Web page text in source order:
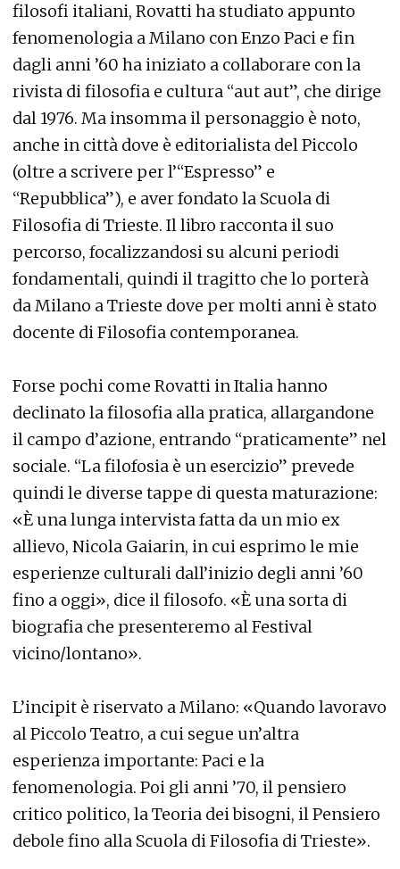
filosofi italiani, Rovatti ha studiato appunto
fenomenologia a Milano con Enzo Paci e fin
dagli anni ’60 ha iniziato a collaborare con la
rivista di filosofia e cultura “aut aut”, che dirige
dal 1976. Ma insomma il personaggio è noto,
anche in città dove è editorialista del Piccolo
(oltre a scrivere per l’“Espresso” e
“Repubblica”), e aver fondato la Scuola di
Filosofia di Trieste. Il libro racconta il suo
percorso, focalizzandosi su alcuni periodi
fondamentali, quindi il tragitto che lo porterà
da Milano a Trieste dove per molti anni è stato
docente di Filosofia contemporanea.
Forse pochi come Rovatti in Italia hanno
declinato la filosofia alla pratica, allargandone
il campo d’azione, entrando “praticamente” nel
sociale. “La filofosia è un esercizio” prevede
quindi le diverse tappe di questa maturazione:
«È una lunga intervista fatta da un mio ex
allievo, Nicola Gaiarin, in cui esprimo le mie
esperienze culturali dall’inizio degli anni ’60
fino a oggi», dice il filosofo. «È una sorta di
biografia che presenteremo al Festival
vicino/lontano».
L’incipit è riservato a Milano: «Quando lavoravo
al Piccolo Teatro, a cui segue un’altra
esperienza importante: Paci e la
fenomenologia. Poi gli anni ’70, il pensiero
critico politico, la Teoria dei bisogni, il Pensiero
debole fino alla Scuola di Filosofia di Trieste».